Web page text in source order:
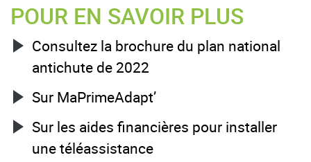
POUR EN SAVOIR PLUS
Consultez la brochure du plan national
antichute de 2022
Sur MaPrimeAdapt’
Sur les aides financières pour installer
une téléassistance